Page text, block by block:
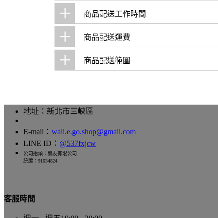
+
商品配送工作時間
+ 商品配送運費
+ 商品配送範圍
地址：新北市三峽區
E-mail： wall.e.go.shop@gmail.com
LINE ID： @537fxjcw
公司抬頭：鵬友有限公司
統編：91034824
客服時間